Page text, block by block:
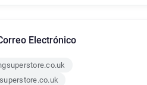
Electrónico